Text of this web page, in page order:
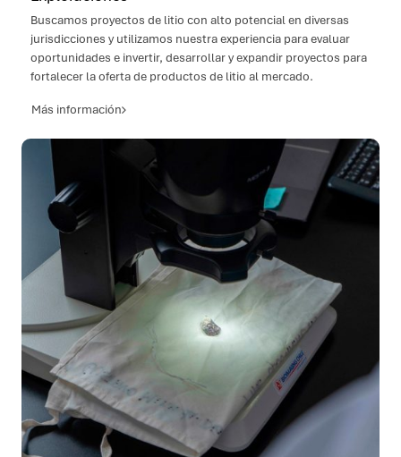
Buscamos proyectos de litio con alto potencial en diversas
jurisdicciones y utilizamos nuestra experiencia para evaluar
oportunidades e invertir, desarrollar y expandir proyectos para
fortalecer la oferta de productos de litio al mercado.
Más información